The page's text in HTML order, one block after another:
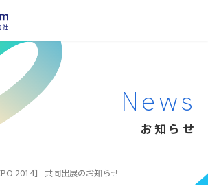
ーション
ジ型システム構築支援
News
お知らせ
2014】 共同出展のお知らせ